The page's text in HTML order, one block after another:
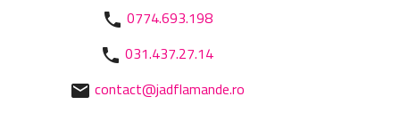
phone 0774.693.198
phone 031.437.27.14
mail contact@jadflamande.ro